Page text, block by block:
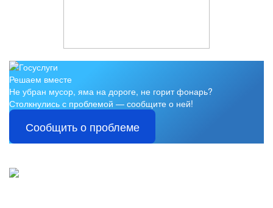
Решаем вместе
Не убран мусор, яма на дороге, не горит фонарь?
Столкнулись с проблемой — сообщите о ней!
Сообщить о проблеме